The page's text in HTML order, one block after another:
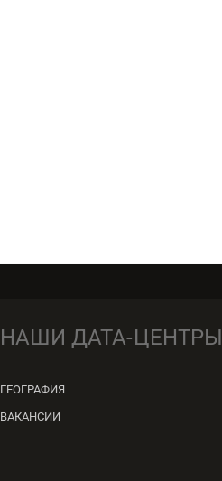
НАШИ ДАТА-ЦЕНТРЫ
ГЕОГРАФИЯ
ВАКАНСИИ